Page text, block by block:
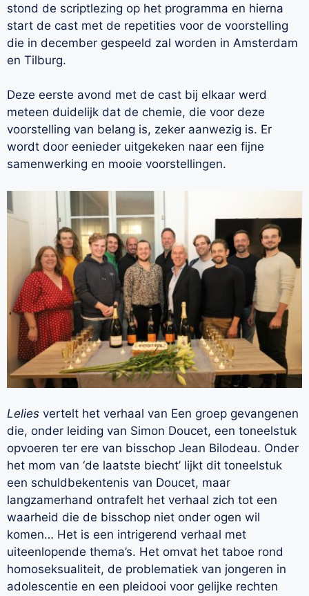
stond de scriptlezing op het programma en hierna
start de cast met de repetities voor de voorstelling
die in december gespeeld zal worden in Amsterdam
en Tilburg.
Deze eerste avond met de cast bij elkaar werd
meteen duidelijk dat de chemie, die voor deze
voorstelling van belang is, zeker aanwezig is. Er
wordt door eenieder uitgekeken naar een fijne
samenwerking en mooie voorstellingen.
Lelies vertelt het verhaal van Een groep gevangenen
die, onder leiding van Simon Doucet, een toneelstuk
opvoeren ter ere van bisschop Jean Bilodeau. Onder
het mom van ‘de laatste biecht’ lijkt dit toneelstuk
een schuldbekentenis van Doucet, maar
langzamerhand ontrafelt het verhaal zich tot een
waarheid die de bisschop niet onder ogen wil
komen… Het is een intrigerend verhaal met
uiteenlopende thema’s. Het omvat het taboe rond
homoseksualiteit, de problematiek van jongeren in
adolescentie en een pleidooi voor gelijke rechten